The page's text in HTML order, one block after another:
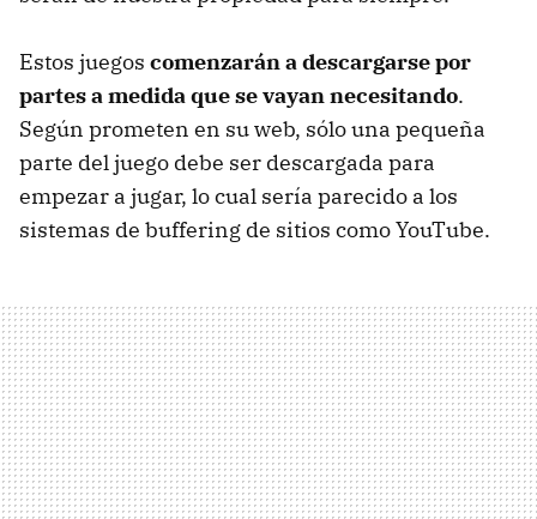
Estos juegos comenzarán a descargarse por
partes a medida que se vayan necesitando.
Según prometen en su web, sólo una pequeña
parte del juego debe ser descargada para
empezar a jugar, lo cual sería parecido a los
sistemas de buffering de sitios como YouTube.